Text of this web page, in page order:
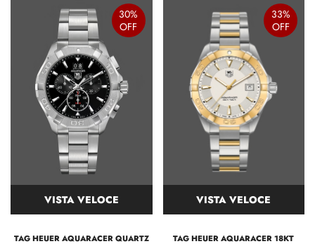
30%
OFF
VISTA VELOCE
TAG HEUER AQUARACER QUARTZ
33%
OFF
VISTA VELOCE
TAG HEUER AQUARACER 18KT